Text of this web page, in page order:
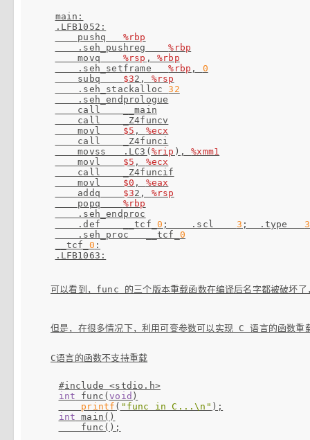
main:
.LFB1052:
    pushq
%rbp
    .seh_pushreg
%rbp
    movq
%rsp , %rbp
    .seh_setframe
%rbp , 0
    subq
$32, %rsp
    .seh_stackalloc
32
    .seh_endprologue
    call    __main
    call    _Z4funcv
    movl
$5 , %ecx
    call    _Z4funci
    movss   .LC3(
%rip ), %xmm1
    movl
$5 , %ecx
    call    _Z4funcif
    movl
$0 , %eax
    addq
$32, %rsp
    popq
%rbp
    .seh_endproc
    .def    __tcf_
0 ;    .scl 3 ;  .type
    .seh_proc   __tcf_
0
__tcf_ 0 :
.LFB1063:
可以看到，func 的三个版本重载函数在编译后名字都
但是，在很多情况下，利用可变参数可以实现 C 语言的函数
#include <stdio.h>
int func(void )
printf ( "func in C...\n"
int main()